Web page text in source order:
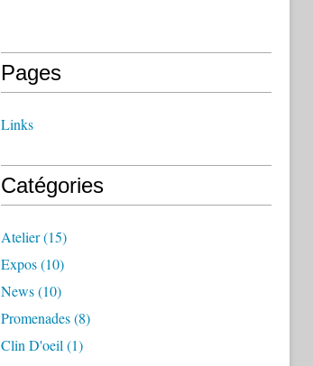
Pages
Links
Catégories
Atelier(15)
Expos(10)
News(10)
Promenades(8)
Clin D'oeil (1)